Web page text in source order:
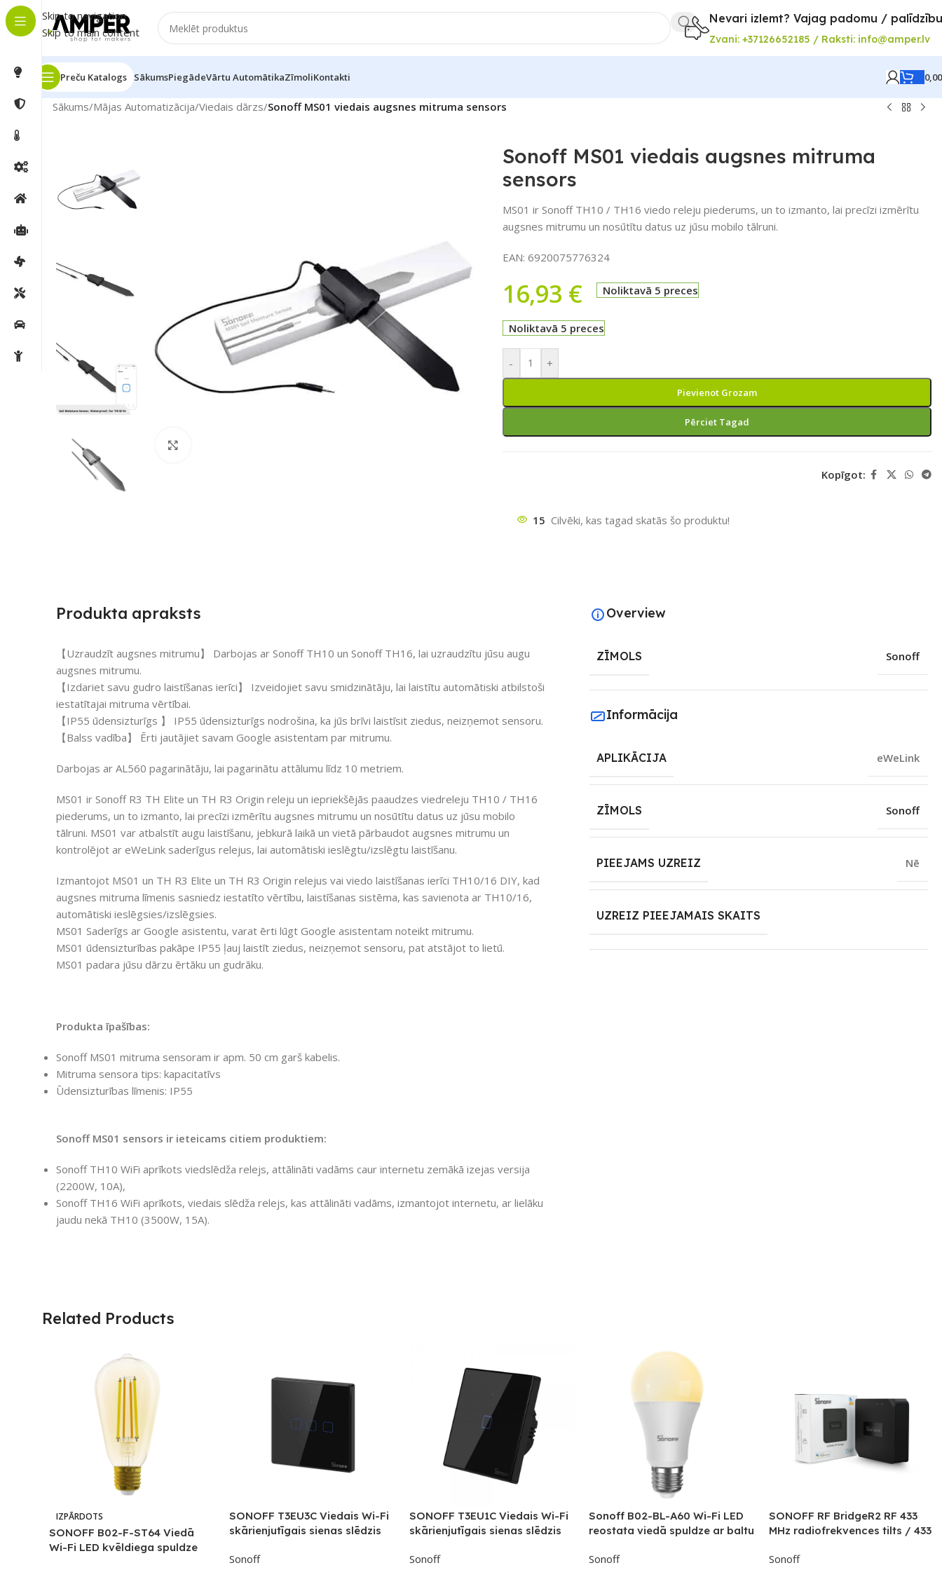
Skip to navigation
Skip to main content
Nevari izlemt? Vajag padomu /
Zvani: +37126652185 / Raksti: info@amper.lv
Preču Katalogs SākumsPiegādeVārtu AutomātikaZīmoliKontakti
Sākums/Mājas Automatizācija/Viedais dārzs/Sonoff MS01 viedais augsnes mitruma sensors
Sonoff MS01 viedais augsnes mitruma
sensors
MS01 ir Sonoff TH10 / TH16 viedo releju piederums, un to izmanto, lai precīzi izmērītu
augsnes mitrumu un nosūtītu datus uz jūsu mobilo tālruni.
EAN: 6920075776324
16,93 € Noliktavā 5 preces
Noliktavā 5 preces
- +
Pievienot Grozam
Pērciet Tagad
Kopīgot:
15 Cilvēki, kas tagad skatās šo produktu!
Produkta apraksts
【Uzraudzīt augsnes mitrumu】 Darbojas ar Sonoff TH10 un Sonoff TH16, lai uzraudzītu jūsu augu
augsnes mitrumu.
【Izdariet savu gudro laistīšanas ierīci】 Izveidojiet savu smidzinātāju, lai laistītu automātiski atbilstoši
iestatītajai mitruma vērtībai.
【IP55 ūdensizturīgs 】 IP55 ūdensizturīgs nodrošina, ka jūs brīvi laistīsit ziedus, neizņemot sensoru.
【Balss vadība】 Ērti jautājiet savam Google asistentam par mitrumu.
Darbojas ar AL560 pagarinātāju, lai pagarinātu attālumu līdz 10 metriem.
MS01 ir Sonoff R3 TH Elite un TH R3 Origin releju un iepriekšējās paaudzes viedreleju TH10 / TH16
piederums, un to izmanto, lai precīzi izmērītu augsnes mitrumu un nosūtītu datus uz jūsu mobilo
tālruni. MS01 var atbalstīt augu laistīšanu, jebkurā laikā un vietā pārbaudot augsnes mitrumu un
kontrolējot ar eWeLink saderīgus relejus, lai automātiski ieslēgtu/izslēgtu laistīšanu.
Izmantojot MS01 un TH R3 Elite un TH R3 Origin relejus vai viedo laistīšanas ierīci TH10/16 DIY, kad
augsnes mitruma līmenis sasniedz iestatīto vērtību, laistīšanas sistēma, kas savienota ar TH10/16,
automātiski ieslēgsies/izslēgsies.
MS01 Saderīgs ar Google asistentu, varat ērti lūgt Google asistentam noteikt mitrumu.
MS01 ūdensizturības pakāpe IP55 ļauj laistīt ziedus, neizņemot sensoru, pat atstājot to lietū.
MS01 padara jūsu dārzu ērtāku un gudrāku.
Produkta īpašības:
Sonoff MS01 mitruma sensoram ir apm. 50 cm garš kabelis.
Mitruma sensora tips: kapacitatīvs
Ūdensizturības līmenis: IP55
Sonoff MS01 sensors ir ieteicams citiem produktiem:
Sonoff TH10 WiFi aprīkots viedslēdža relejs, attālināti vadāms caur internetu zemākā izejas versija
(2200W, 10A),
Sonoff TH16 WiFi aprīkots, viedais slēdža relejs, kas attālināti vadāms, izmantojot internetu, ar lielāku
jaudu nekā TH10 (3500W, 15A).
Overview
ZĪMOLS Sonoff
Informācija
APLIKĀCIJA eWeLink
ZĪMOLS Sonoff
PIEEJAMS UZREIZ Nē
UZREIZ PIEEJAMAIS SKAITS
Related Products
IZPĀRDOTS
SONOFF B02-F-ST64 Viedā
Wi-Fi LED kvēldiega spuldze
SONOFF T3EU3C Viedais Wi-Fi
skārienjutīgais sienas slēdzis
Sonoff
SONOFF T3EU1C Viedais Wi-Fi
skārienjutīgais sienas slēdzis
Sonoff
Sonoff B02-BL-A60 Wi-Fi LED
reostata viedā spuldze ar baltu
Sonoff
SONOFF RF BridgeR2 RF 433
MHz radiofrekvences tilts / 433
ierīcēm
Sonoff